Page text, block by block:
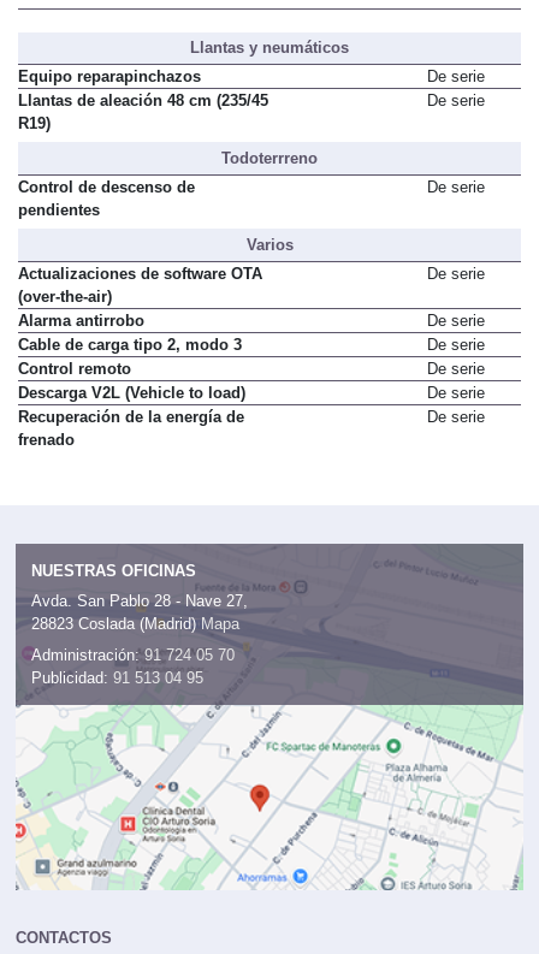
Llantas y neumáticos
Equipo reparapinchazos
De serie
Llantas de aleación 48 cm (235/45
R19)
De serie
Todoterrreno
Control de descenso de
pendientes
De serie
Varios
Actualizaciones de software OTA
(over-the-air)
De serie
Alarma antirrobo
De serie
Cable de carga tipo 2, modo 3
De serie
Control remoto
De serie
Descarga V2L (Vehicle to load)
De serie
Recuperación de la energía de
frenado
De serie
NUESTRAS OFICINAS
Avda. San Pablo 28 - Nave 27,
28823 Coslada (Madrid) Mapa
Administración: 91 724 05 70
Publicidad: 91 513 04 95
CONTACTOS